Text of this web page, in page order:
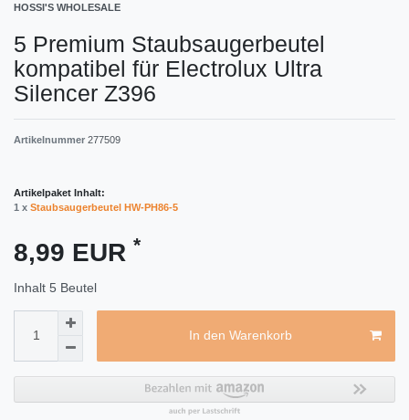
HOSSI'S WHOLESALE
5 Premium Staubsaugerbeutel
kompatibel für Electrolux Ultra
Silencer Z396
Artikelnummer 277509
Artikelpaket Inhalt:
1 x Staubsaugerbeutel HW-PH86-5
8,99 EUR *
Inhalt 5 Beutel
In den Warenkorb